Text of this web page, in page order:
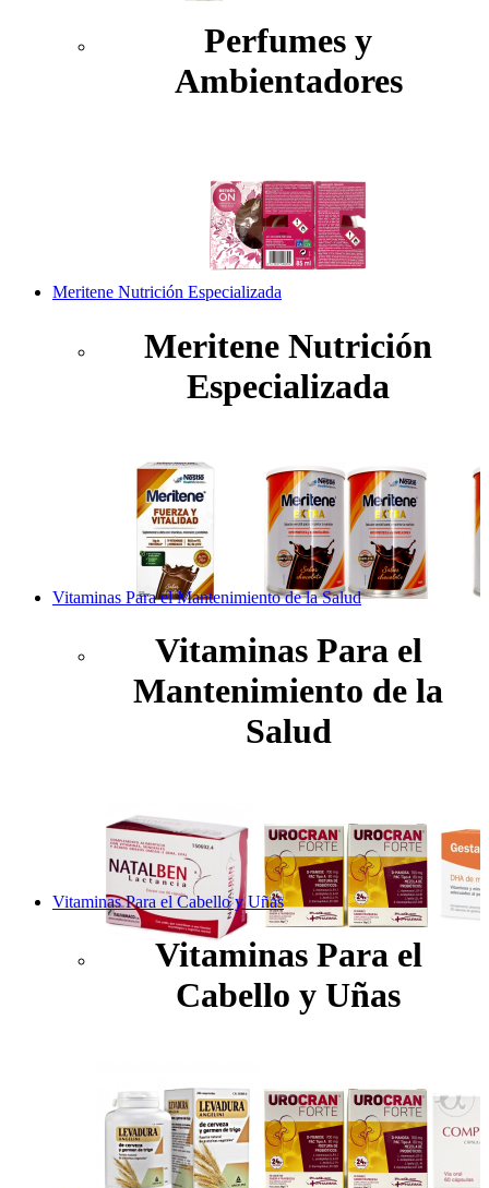
Perfumes y
Ambientadores
Meritene Nutrición Especializada
Meritene Nutrición
Especializada
Vitaminas Para el Mantenimiento de la Salud
Vitaminas Para el
Mantenimiento de la
Salud
Vitaminas Para el Cabello y Uñas
Vitaminas Para el
Cabello y Uñas